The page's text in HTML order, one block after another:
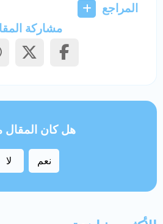
المراجع
مشاركة
هل كان المقال
نعم لا